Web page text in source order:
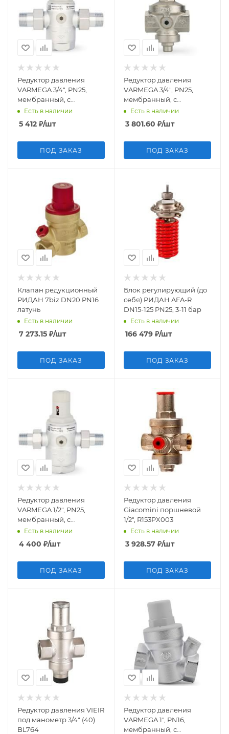
Редуктор давления
VARMEGA 3/4", PN25,
мембранный, с
разъемными
соединениями, VM12902
Есть в наличии
5 412 ₽/шт
ПОД ЗАКАЗ
Редуктор давления
VARMEGA 3/4", PN25,
мембранный, с
присоединением к
манометру, VM12802
Есть в наличии
3 801.60 ₽/шт
ПОД ЗАКАЗ
Клапан редукционный
РИДАН 7biz DN20 PN16
латунь
Есть в наличии
7 273.15 ₽/шт
ПОД ЗАКАЗ
Блок регулирующий (до
себя) РИДАН AFA-R
DN15-125 PN25, 3-11 бар
Есть в наличии
166 479 ₽/шт
ПОД ЗАКАЗ
Редуктор давления
VARMEGA 1/2", PN25,
мембранный, с
разъемными
соединениями, VM12901
Есть в наличии
4 400 ₽/шт
ПОД ЗАКАЗ
Редуктор давления
Giacomini поршневой
1/2", R153PX003
Есть в наличии
3 928.57 ₽/шт
ПОД ЗАКАЗ
Редуктор давления VIEIR
под манометр 3/4" (40)
BL764
Редуктор давления
VARMEGA 1", PN16,
мембранный, с